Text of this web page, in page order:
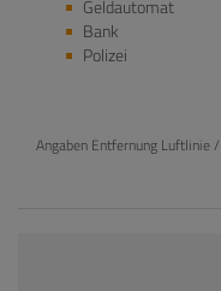
Geldautomat
Bank
Polizei
Angaben Entfernung Luftlinie